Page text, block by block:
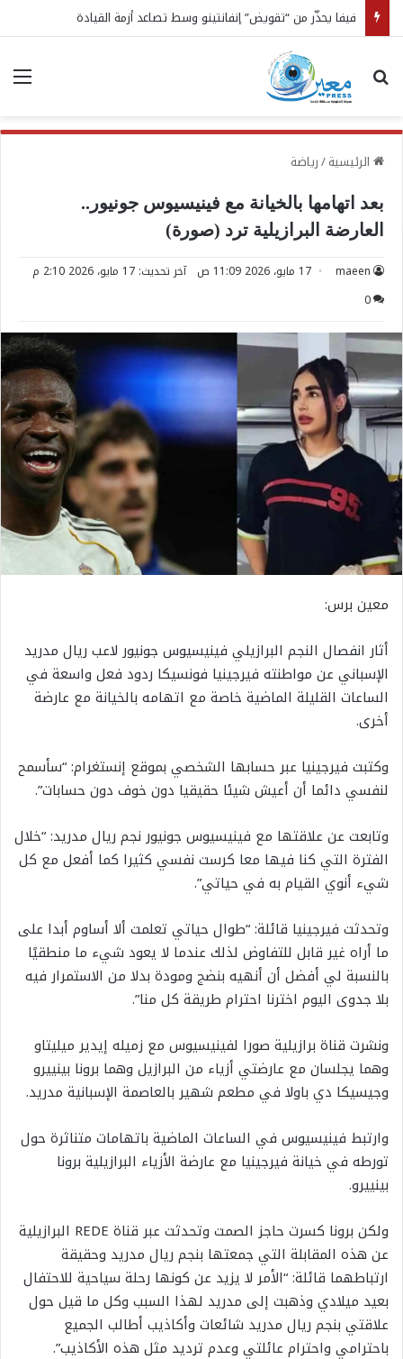
فيفا يحذّر من “تقويض” إنفانتينو وسط تصاعد أزمة القيادة
بحث عن
الرئيسية/رياضة
بعد اتهامها بالخيانة مع فينيسيوس جونيور..
العارضة البرازيلية ترد (صورة)
maeen 17 مايو، 2026 11:09 ص
آخر تحديث: 17 مايو، 2026 2:10 م
0
معين برس:
أثار انفصال النجم البرازيلي فينيسيوس جونيور لاعب ريال مدريد
الإسباني عن مواطنته فيرجينيا فونسيكا ردود فعل واسعة في
الساعات القليلة الماضية خاصة مع اتهامه بالخيانة مع عارضة
أخرى.
وكتبت فيرجينيا عبر حسابها الشخصي بموقع إنستغرام: “سأسمح
لنفسي دائما أن أعيش شيئا حقيقيا دون خوف دون حسابات”.
وتابعت عن علاقتها مع فينيسيوس جونيور نجم ريال مدريد: “خلال
الفترة التي كنا فيها معا كرست نفسي كثيرا كما أفعل مع كل
شيء أنوي القيام به في حياتي”.
وتحدثت فيرجينيا قائلة: “طوال حياتي تعلمت ألا أساوم أبدا على
ما أراه غير قابل للتفاوض لذلك عندما لا يعود شيء ما منطقيًا
بالنسبة لي أفضل أن أنهيه بنضج ومودة بدلا من الاستمرار فيه
بلا جدوى اليوم اخترنا احترام طريقة كل منا”.
ونشرت قناة برازيلية صورا لفينيسيوس مع زميله إيدير ميليتاو
وهما يجلسان مع عارضتي أزياء من البرازيل وهما برونا بينييرو
وجيسيكا دي باولا في مطعم شهير بالعاصمة الإسبانية مدريد.
وارتبط فينيسيوس في الساعات الماضية باتهامات متناثرة حول
تورطه في خيانة فيرجينيا مع عارضة الأزياء البرازيلية برونا
بينييرو.
ولكن برونا كسرت حاجز الصمت وتحدثت عبر قناة REDE البرازيلية
عن هذه المقابلة التي جمعتها بنجم ريال مدريد وحقيقة
ارتباطهما قائلة: “الأمر لا يزيد عن كونها رحلة سياحية للاحتفال
بعيد ميلادي وذهبت إلى مدريد لهذا السبب وكل ما قيل حول
علاقتي بنجم ريال مدريد شائعات وأكاذيب أطالب الجميع
باحترامي واحترام عائلتي وعدم ترديد مثل هذه الأكاذيب”.